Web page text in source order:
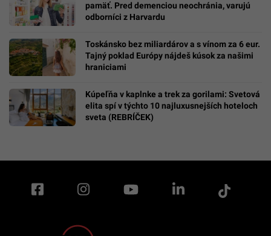
pamäť. Pred demenciou neochránia, varujú
odborníci z Harvardu
Toskánsko bez miliardárov a s vínom za 6 eur.
Tajný poklad Európy nájdeš kúsok za našimi
hraniciami
Kúpeľňa v kaplnke a trek za gorilami: Svetová
elita spí v týchto 10 najluxusnejších hoteloch
sveta (REBRÍČEK)